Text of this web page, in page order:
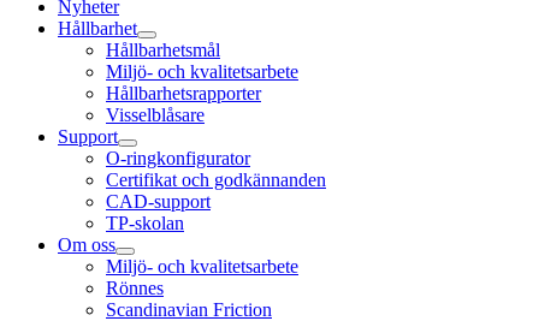
Nyheter
Hållbarhet
Hållbarhetsmål
Miljö- och kvalitetsarbete
Hållbarhetsrapporter
Visselblåsare
Support
O-ringkonfigurator
Certifikat och godkännanden
CAD-support
TP-skolan
Om oss
Miljö- och kvalitetsarbete
Rönnes
Scandinavian Friction